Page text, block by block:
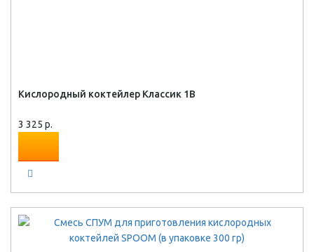
Кислородный коктейлер Классик 1В
3 325 р.